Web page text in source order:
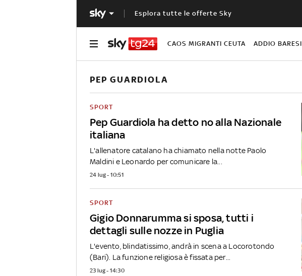
Esplora tutte le offerte Sky
CAOS MIGRANTI CEUTA ADDIO BARESI
PEP GUARDIOLA
Pep Guardiola ha detto no alla Nazionale
italiana
SPORT
L'allenatore catalano ha chiamato nella notte Paolo
Maldini e Leonardo per comunicare la...
24 lug - 10:51
Gigio Donnarumma si sposa, tutti i
dettagli sulle nozze in Puglia
SPORT
L'evento, blindatissimo, andrà in scena a Locorotondo
(Bari). La funzione religiosa è fissata per...
23 lug - 14:30